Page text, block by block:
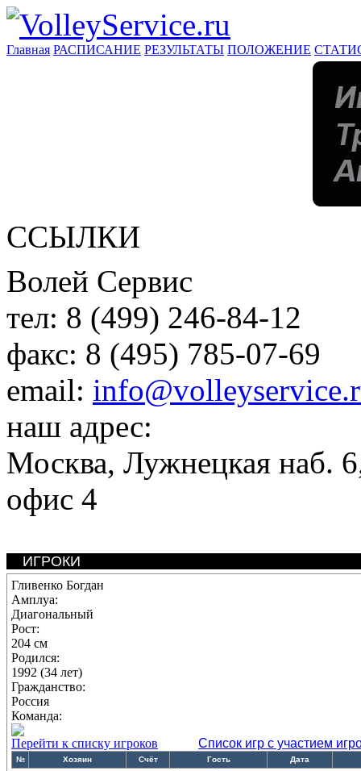
Главная РАСПИСАНИЕ РЕЗУЛЬТАТЫ ПОЛОЖЕНИЕ
ССЫЛКИ
Волей Сервис
тел: 8 (499) 246-84-12
факс: 8 (495) 785-07-69
email:
наш адрес:
Москва, Лужнецкая наб.
офис 4
ИГРОКИ
Гливенко Богдан
Амплуа:
Диагональный
Рост:
204 см
Родился:
1992 (34 лет)
Гражданство:
Россия
Команда:
Перейти к списку игроков
Список игр с участием
№ Хозяин Счёт Гость Дата